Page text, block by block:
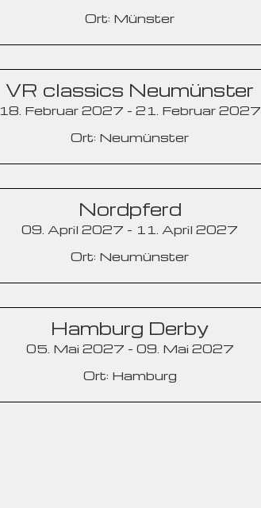
Ort: Münster
VR classics Neumünster
18. Februar 2027 - 21. Februar 2027
Ort: Neumünster
Nordpferd
09. April 2027 - 11. April 2027
Ort: Neumünster
Hamburg Derby
05. Mai 2027 - 09. Mai 2027
Ort: Hamburg